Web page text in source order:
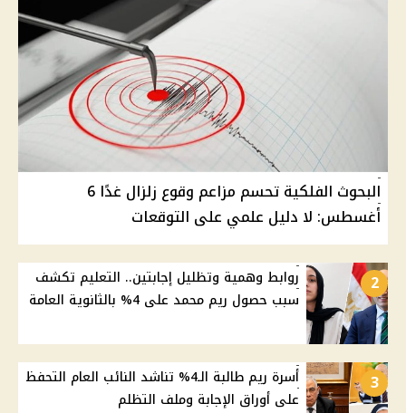
البحوث الفلكية تحسم مزاعم وقوع زلزال غدًا 6
أغسطس: لا دليل علمي على التوقعات
2
روابط وهمية وتظليل إجابتين.. التعليم تكشف
سبب حصول ريم محمد على 4% بالثانوية العامة
3
أسرة ريم طالبة الـ4% تناشد النائب العام التحفظ
على أوراق الإجابة وملف التظلم